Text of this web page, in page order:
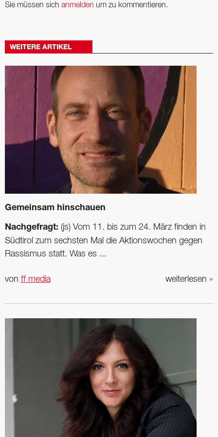
Sie müssen sich anmelden um zu kommentieren.
WEITERE ARTIKEL
Gemeinsam hinschauen
Nachgefragt: (js) Vom 11. bis zum 24. März finden in
Südtirol zum sechsten Mal die Aktionswochen gegen
Rassismus statt. Was es ...
weiterlesen »
von ff media